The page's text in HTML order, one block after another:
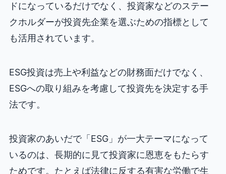
ドになっているだけでなく、投資家などのステー
クホルダーが投資先企業を選ぶための指標として
も活用されています。
ESG投資は売上や利益などの財務面だけでなく、
ESGへの取り組みを考慮して投資先を決定する手
法です。
投資家のあいだで「ESG」が一大テーマになって
いるのは、長期的に見て投資家に恩恵をもたらす
ためです。たとえば法律に反する有害な労働で生